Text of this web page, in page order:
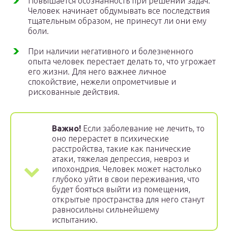
Человек начинает обдумывать все последствия
тщательным образом, не принесут ли они ему
боли.
При наличии негативного и болезненного
опыта человек перестает делать то, что угрожает
его жизни. Для него важнее личное
спокойствие, нежели опрометчивые и
рискованные действия.
Важно! Если заболевание не лечить, то
оно перерастет в психические
расстройства, такие как панические
атаки, тяжелая депрессия, невроз и
ипохондрия. Человек может настолько
глубоко уйти в свои переживания, что
будет бояться выйти из помещения,
открытые пространства для него станут
равносильны сильнейшему
испытанию.